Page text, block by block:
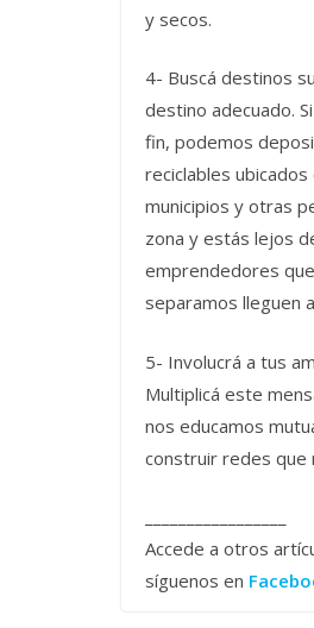
y secos.
4- Buscá destinos
destino adecuado.
fin, podemos
reciclables
municipios y otras
zona y estás lejos
emprendedores
separamos lleguen
5- Involucrá a tus
Multiplicá este
nos educamos
construir redes que
Accede a otros
síguenos en